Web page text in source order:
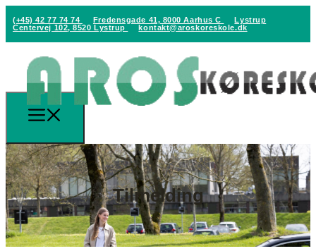
(+45) 42 77 74 74 Fredensgade 41, 8000 Aarhus C
Lystrup
Centervej 102, 8520 Lystrup
kontakt@aroskoreskole.dk
Tilmelding